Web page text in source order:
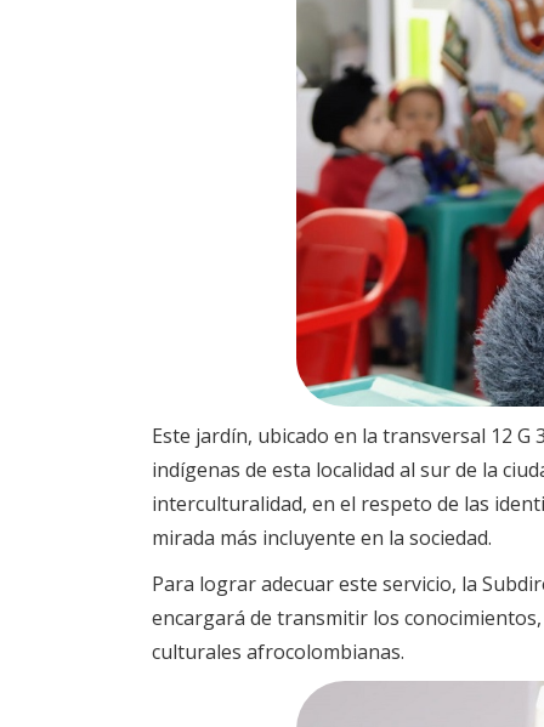
Este jardín, ubicado en la transversal 12
indígenas de esta localidad al sur de la
interculturalidad, en el respeto de las
mirada más incluyente en la sociedad.
Para lograr adecuar este servicio, la
encargará de transmitir los
culturales afrocolombianas.